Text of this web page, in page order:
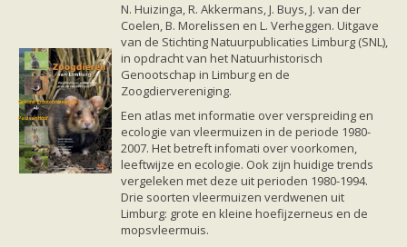
Baardvleermuis
Bechsteins vleermuis
Bosvleermuis
Brandt's vleermuis
Bruine of gewone grootoorvleermuis
Franjestaart
Gewone dwergvleermuis
Grijze grootoorvleermuis
Grote rosse vleermuis
Ingekorven vleermuis
Kleine en grote hoefijzerneus
Laatvlieger
Meervleermuis
Mopsvleermuis
Gewone grootoorvleermuis
Paul van Hoof
N. Huizinga, R. Akkermans, J. Buys, J. van der
Coelen, B. Morelissen en L. Verheggen. Uitgave
van de Stichting Natuurpublicaties Limburg (SNL),
in opdracht van het Natuurhistorisch
Genootschap in Limburg en de
Zoogdiervereniging.
Een atlas met informatie over verspreiding en
ecologie van vleermuizen in de periode 1980-
2007. Het betreft infomati over voorkomen,
leeftwijze en ecologie. Ook zijn huidige trends
vergeleken met deze uit perioden 1980-1994.
Drie soorten vleermuizen verdwenen uit
Limburg: grote en kleine hoefijzerneus en de
mopsvleermuis.